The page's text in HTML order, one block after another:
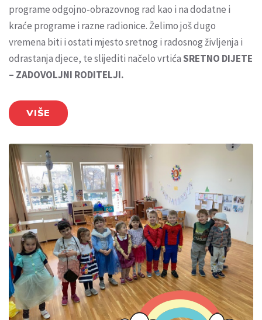
programe odgojno-obrazovnog rad kao i na dodatne i
kraće programe i razne radionice. Želimo još dugo
vremena biti i ostati mjesto sretnog i radosnog življenja i
odrastanja djece, te slijediti načelo vrtićaSRETNO DIJETE
– ZADOVOLJNI RODITELJI.
VIŠE